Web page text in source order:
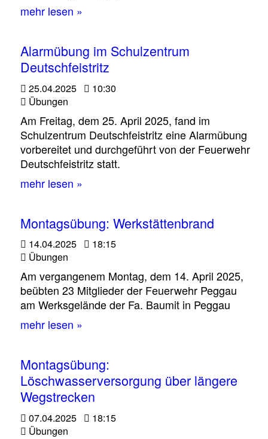
mehr lesen »
Alarmübung im Schulzentrum
Deutschfeistritz
25.04.2025
10:30
Übungen
Am Freitag, dem 25. April 2025, fand im
Schulzentrum Deutschfeistritz eine Alarmübung
vorbereitet und durchgeführt von der Feuerwehr
Deutschfeistritz statt.
mehr lesen »
Montagsübung: Werkstättenbrand
14.04.2025
18:15
Übungen
Am vergangenem Montag, dem 14. April 2025,
beübten 23 Mitglieder der Feuerwehr Peggau
am Werksgelände der Fa. Baumit in Peggau
mehr lesen »
Montagsübung:
Löschwasserversorgung über längere
Wegstrecken
07.04.2025
18:15
Übungen